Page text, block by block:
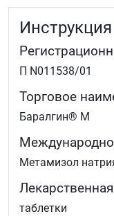
П N011538/01
Торговое
Баралгин® М
Метамизол
таблетки